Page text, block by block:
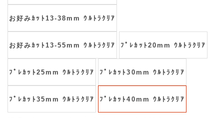
お好みｶｯﾄ13-38mm ｳﾙﾄﾗｸﾘｱ
お好みｶｯﾄ13-55mm ｳﾙﾄﾗｸﾘｱ ﾌﾟﾚｶｯﾄ20mm ｳﾙﾄﾗｸﾘｱ
ﾌﾟﾚｶｯﾄ25mm ｳﾙﾄﾗｸﾘｱ ﾌﾟﾚｶｯﾄ30mm ｳﾙﾄﾗｸﾘｱ
ﾌﾟﾚｶｯﾄ35mm ｳﾙﾄﾗｸﾘｱ ﾌﾟﾚｶｯﾄ40mm ｳﾙﾄﾗｸﾘｱ